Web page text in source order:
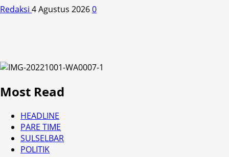
Redaksi 4 Agustus 20260
Most Read
HEADLINE
PARE TIME
SULSELBAR
POLITIK